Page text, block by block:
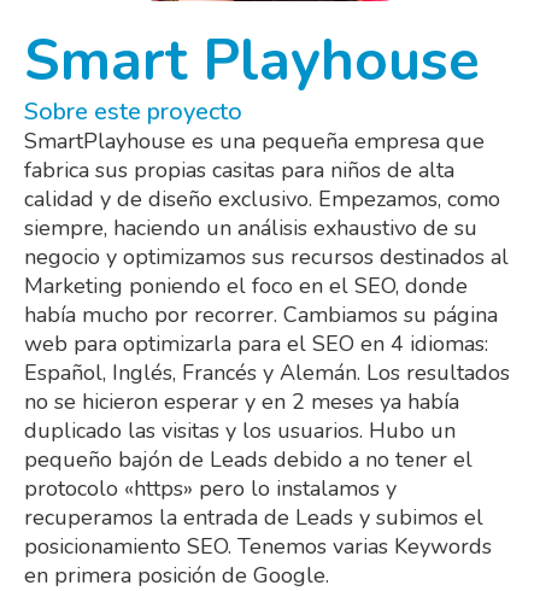
Smart Playhouse
Sobre este proyecto
SmartPlayhouse es una pequeña empresa que
fabrica sus propias casitas para niños de alta
calidad y de diseño exclusivo. Empezamos, como
siempre, haciendo un análisis exhaustivo de su
negocio y optimizamos sus recursos destinados al
Marketing poniendo el foco en el SEO, donde
había mucho por recorrer. Cambiamos su página
web para optimizarla para el SEO en 4 idiomas:
Español, Inglés, Francés y Alemán. Los resultados
no se hicieron esperar y en 2 meses ya había
duplicado las visitas y los usuarios. Hubo un
pequeño bajón de Leads debido a no tener el
protocolo «https» pero lo instalamos y
recuperamos la entrada de Leads y subimos el
posicionamiento SEO. Tenemos varias Keywords
en primera posición de Google.